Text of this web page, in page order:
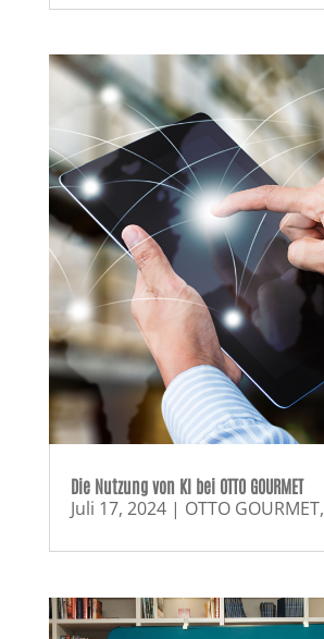
Die Nutzung von KI bei OTTO GOURMET
Juli 17, 2024| OTTO GOURMET,